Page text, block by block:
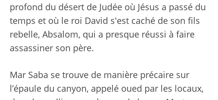
profond du désert de Judée où Jésus a passé du
temps et où le roi David s'est caché de son fils
rebelle, Absalom, qui a presque réussi à faire
assassiner son père.
Mar Saba se trouve de manière précaire sur
l’épaule du canyon, appelé oued par les locaux,